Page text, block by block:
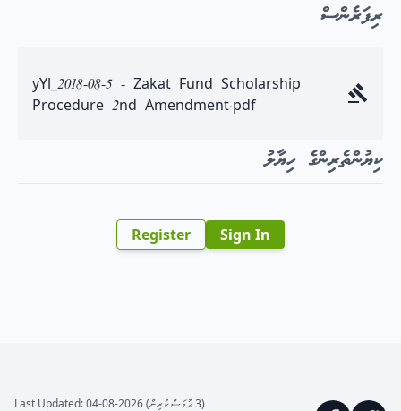
ރިފަރެންސް
yYl_2018-08-5 - Zakat Fund Scholarship
Procedure 2nd Amendment.pdf
ކިޔުންތެރިންގެ ހިޔާލު
Sign In
Register
(3 ދުވަސް ކުރިން) Last Updated: 04-08-2026